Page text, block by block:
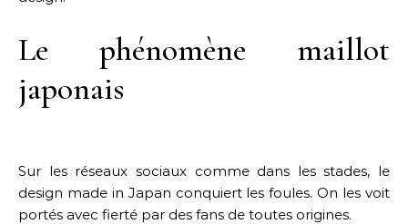
Le phénomène maillot
japonais
Sur les réseaux sociaux comme dans les stades, le
design made in Japan conquiert les foules. On les voit
portés avec fierté par des fans de toutes origines.